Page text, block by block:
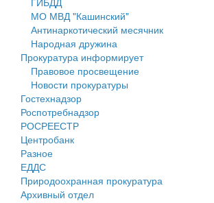
Правила землепользования и застройки
Генеральные планы
Проекты планировки территории
Собрание депутатов
Городское поселение
Сельские поселения
МО МВД "Кашинский"
Антинаркотический месячник
Народная дружина
Прокуратура информирует
Правовое просвещение
Новости прокуратуры
Гостехнадзор
Роспотребнадзор
РОСРЕЕСТР
Центробанк
Разное
ЕДДС
Природоохранная прокуратура
Архивный отдел